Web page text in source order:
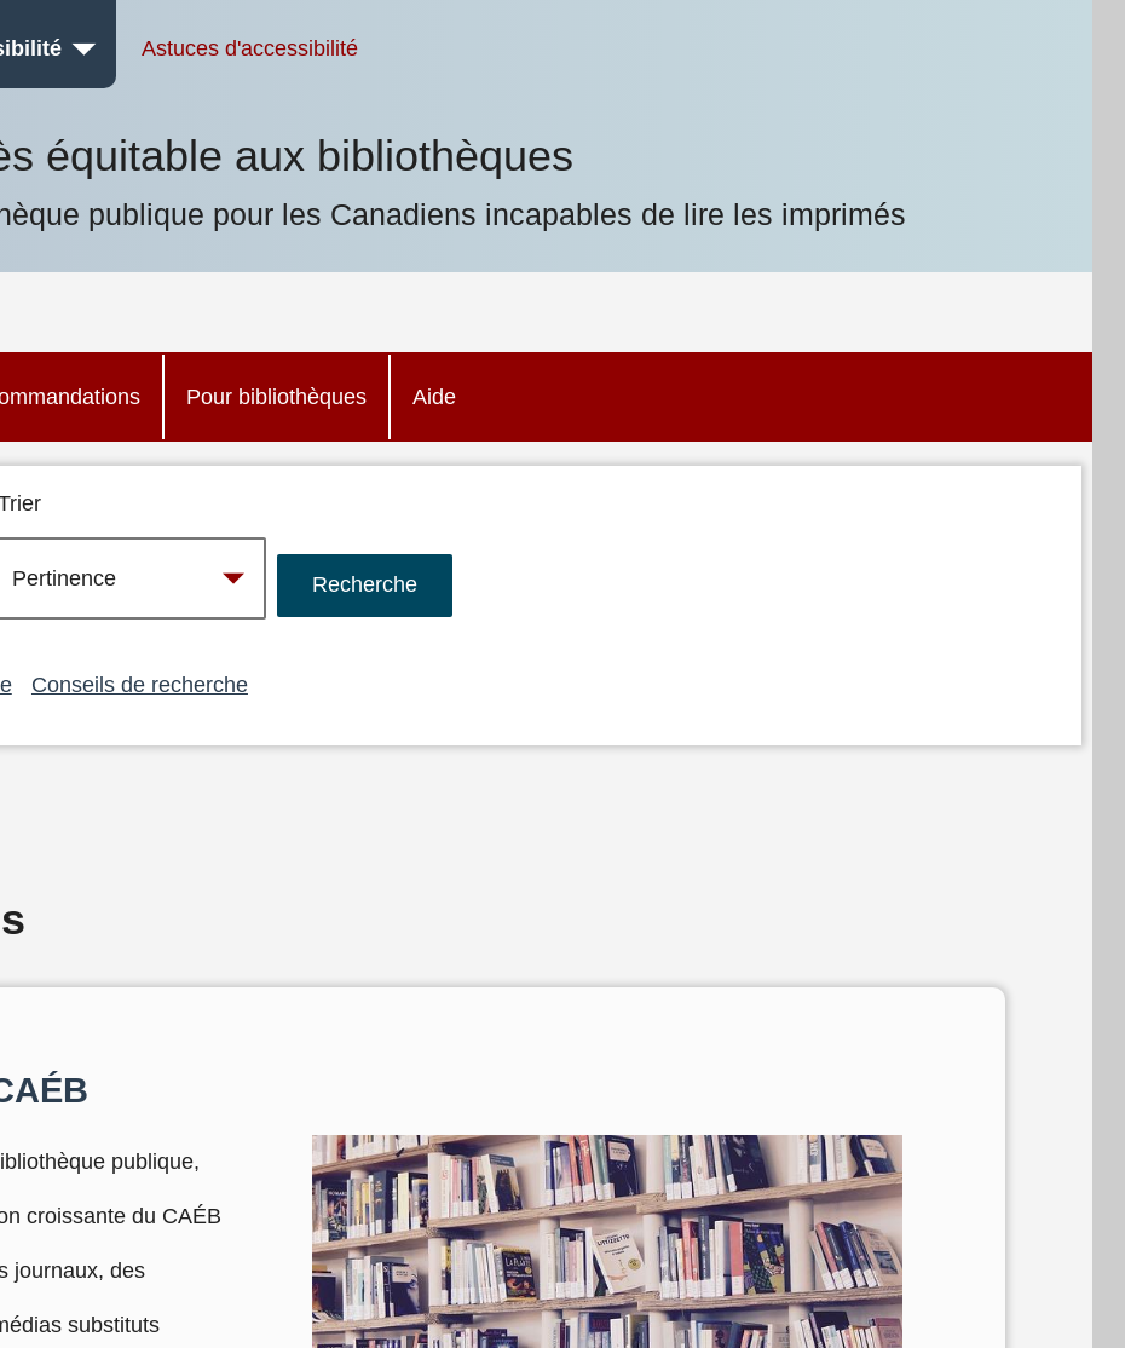
Astuces d'accessibilité
équitable aux bibliothèques
publique pour les Canadiens incapables de lire les imprimés
Pour bibliothèques Aide
Conseils de recherche
publique,
croissante du CAÉB
journaux, des
substituts